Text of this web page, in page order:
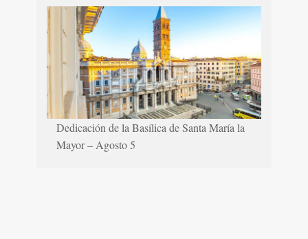
Dedicación de la Basílica de Santa María la
Mayor – Agosto 5